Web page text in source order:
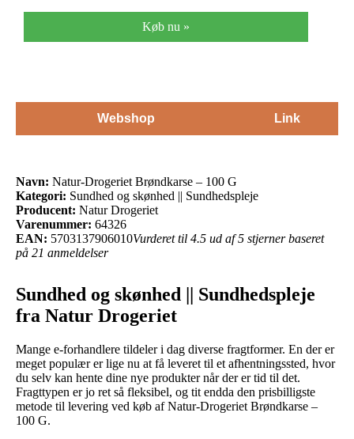
Køb nu »
Webshop Link
Navn: Natur-Drogeriet Brøndkarse – 100 G
Kategori: Sundhed og skønhed || Sundhedspleje
Producent: Natur Drogeriet
Varenummer: 64326
EAN: 5703137906010Vurderet til 4.5 ud af 5 stjerner baseret
på 21 anmeldelser
Sundhed og skønhed || Sundhedspleje
fra Natur Drogeriet
Mange e-forhandlere tildeler i dag diverse fragtformer. En der er
meget populær er lige nu at få leveret til et afhentningssted, hvor
du selv kan hente dine nye produkter når der er tid til det.
Fragttypen er jo ret så fleksibel, og tit endda den prisbilligste
metode til levering ved køb af Natur-Drogeriet Brøndkarse –
100 G.